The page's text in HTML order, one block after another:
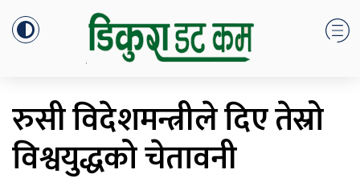
रुसी विदेशमन्त्रीले दिए तेस्रो
विश्वयुद्धको चेतावनी